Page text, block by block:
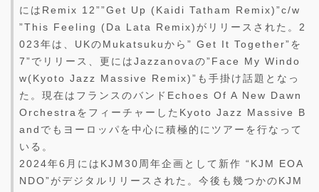
にはRemix 12””Get Up (Kaidi Tatham Remix)”c/w
”This Feeling (Da Lata Remix)がリリースされた。2
023年は、UKのMukatsukuから” Get It Together”を
7”でリリース、更にはJazzanovaの”Face My Windo
w(Kyoto Jazz Massive Remix)”も手掛け話題となっ
た。現在はフランスのバンドEchoes Of A New Dawn
OrchestraをフィーチャーしたKyoto Jazz Massive B
andでもヨーロッパを中心に積極的にツアーを行なって
いる。
2024年6月にはKJM30周年企画として新作 “KJM EOA
NDO”がデジタルリリースされた。今後も幾つかのKJM